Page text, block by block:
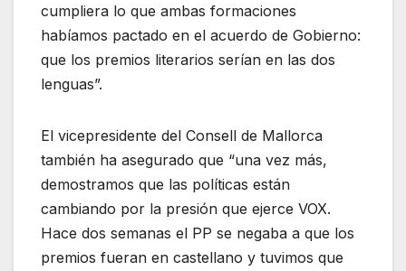
cumpliera lo que ambas formaciones
habíamos pactado en el acuerdo de Gobierno:
que los premios literarios serían en las dos
lenguas”.
El vicepresidente del Consell de Mallorca
también ha asegurado que “una vez más,
demostramos que las políticas están
cambiando por la presión que ejerce VOX.
Hace dos semanas el PP se negaba a que los
premios fueran en castellano y tuvimos que